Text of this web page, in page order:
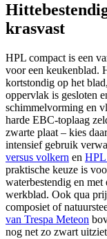
krasvast
HPL compact is een
voor een keukenblad.
kortstondig op het
oppervlak is gesloten
schimmelvorming en
harde EBC-toplaag
zwarte plaat – kies
intensief gebruik
versus volkern en HPL
praktische keuze is
waterbestendig en met
werkblad. Ook qua
composiet of
van Trespa Meteon
nog net zo zwart